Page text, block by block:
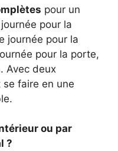
pour un
pour la
journée pour la
pour la porte,
Avec deux
faire en une
ou par
?